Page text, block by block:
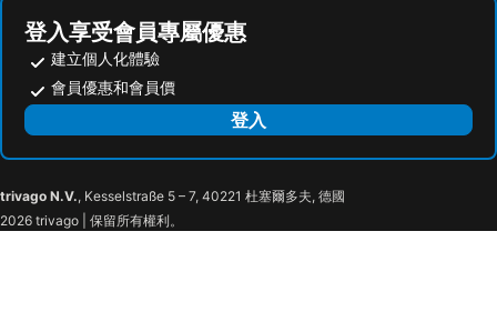
Kapok Hotel & Resorts
Air Travel inn
Sunlight-Horoyoi Homestay
綠野仙蹤民宿
My House Hotel
Gui Zu Hotel
台北世貿中心
台北東區
南港站覽館
萬華區
士林區
新北投
羅東車站
宜蘭冬山河親水公園
宜蘭傳統藝術中心
宜蘭酒廠
登入享受會員專屬優惠
建立個人化體驗
會員優惠和會員價
登入
trivago N.V., Kesselstraße 5 – 7, 40221 杜塞爾多夫, 德國
2026 trivago | 保留所有權利。